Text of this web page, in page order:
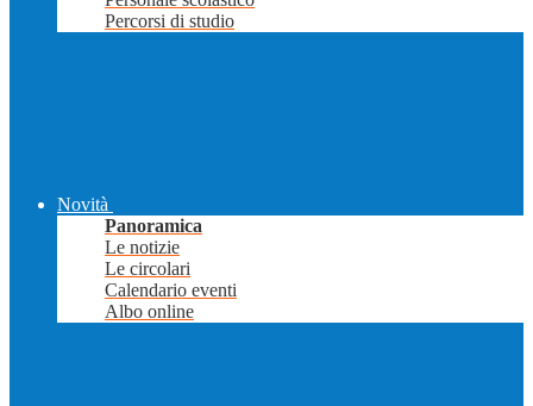
Percorsi di studio
Novità
Panoramica
Le notizie
Le circolari
Calendario eventi
Albo online